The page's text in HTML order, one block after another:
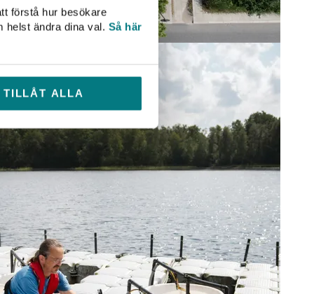
förstå hur besökare
helst ändra dina val. Så här
TILLÅT ALLA